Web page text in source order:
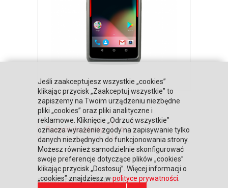
Powrót do oferty
DOWIEDZ SIĘ WIĘCEJ
Jeśli zaakceptujesz wszystkie „cookies”
klikając przycisk „Zaakceptuj wszystkie” to
zapiszemy na Twoim urządzeniu niezbędne
pliki „cookies” oraz pliki analityczne i
reklamowe. Kliknięcie „Odrzuć wszystkie"
oznacza wyrażenie zgody na zapisywanie tylko
danych niezbędnych do funkcjonowania strony.
Możesz również samodzielnie skonfigurować
swoje preferencje dotyczące plików „cookies”
klikając przycisk „Dostosuj”. Więcej informacji o
„cookies” znajdziesz w polityce prywatności